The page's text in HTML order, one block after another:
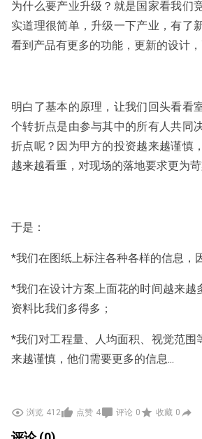
为什么要产业升级？就是国家看我们
实道理很简单，升级一下产业，有了
看到产品有更多的功能，更新的设计
明白了基本的原理，让我们回头看看
个转折点是由参与其中的所有人共同
折点呢？因为甲方的投资越来越谨慎
越来越看重，对现场的落地要求更为苛
于是：
*我们在图纸上标注各种各样的信息，
*我们在设计方案上面花的时间越来
资料比我们多得多；
*我们对工程量、人均面积、视觉范
来越谨慎，他们需要更多的信息...
顾客的期待、甲方的需求、施工方的
浏览 412 点赞 4 评论 0 收藏 0